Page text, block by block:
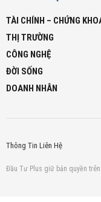
TÀI CHÍNH – CHỨNG
THỊ TRƯỜNG
CÔNG NGHỆ
ĐỜI SỐNG
DOANH NHÂN
Thông Tin Liên Hệ
Đầu Tư Plus giữ bản quyền